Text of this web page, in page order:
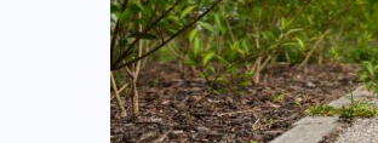
Trasa 48.
Warszawskiego
Sprawdzony
stworzony do